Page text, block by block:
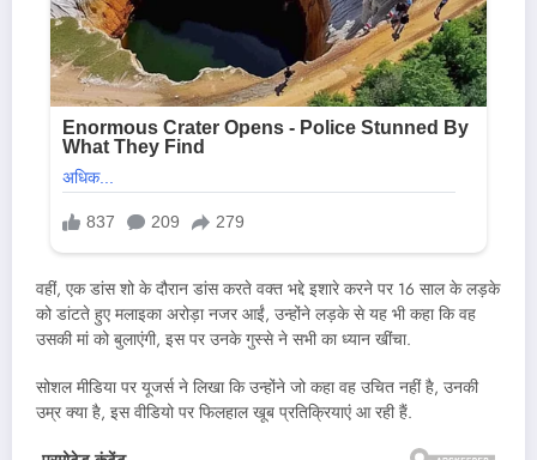
वहीं, एक डांस शो के दौरान डांस करते वक्त भद्दे इशारे करने पर 16 साल के लड़के
को डांटते हुए मलाइका अरोड़ा नजर आईं, उन्होंने लड़के से यह भी कहा कि वह
उसकी मां को बुलाएंगी, इस पर उनके गुस्से ने सभी का ध्यान खींचा.
सोशल मीडिया पर यूजर्स ने लिखा कि उन्होंने जो कहा वह उचित नहीं है, उनकी
उम्र क्या है, इस वीडियो पर फिलहाल खूब प्रतिक्रियाएं आ रही हैं.